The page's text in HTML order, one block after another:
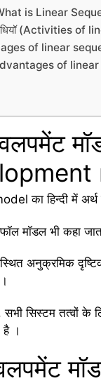
(What is Linear
(Activities
of linear
of
का हिन्दी में
मॉडल भी कहा
अनुक्रमिक
सभी सिस्टम
।